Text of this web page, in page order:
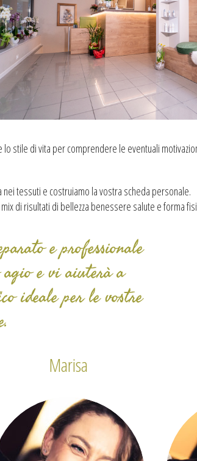
stile di vita per comprendere le eventuali
tessuti e costruiamo la vostra scheda personale.
di risultati di bellezza benessere salute e forma
e professionale
e vi aiuterà a
ideale per le vostre
Marisa